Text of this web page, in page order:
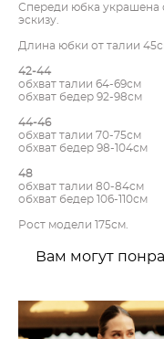
Спереди юбка украшена
эскизу.
Длина юбки от талии
42-44
обхват талии 64-69см
обхват бедер 92-98см
44-46
обхват талии 70-75см
обхват бедер 98-104см
48
обхват талии 80-84см
обхват бедер 106-110см
Рост модели 175см.
Вам могут